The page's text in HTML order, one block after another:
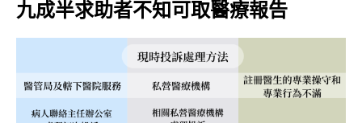
九成半求助者不知可取醫療報告